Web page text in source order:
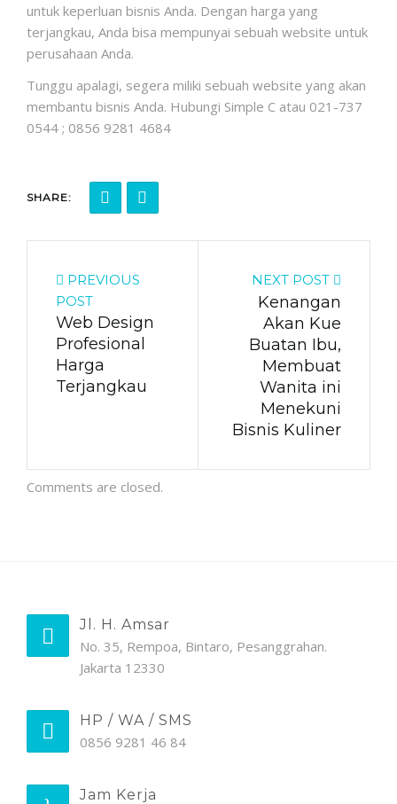
untuk keperluan bisnis Anda. Dengan harga yang
terjangkau, Anda bisa mempunyai sebuah website untuk
perusahaan Anda.
Tunggu apalagi, segera miliki sebuah website yang akan
membantu bisnis Anda. Hubungi Simple C atau 021-737
0544 ; 0856 9281 4684
SHARE:
PREVIOUS
POST
Web Design
Profesional
Harga
Terjangkau
NEXT POST
Kenangan
Akan Kue
Buatan Ibu,
Membuat
Wanita ini
Menekuni
Bisnis Kuliner
Comments are closed.
Jl. H. Amsar
No. 35, Rempoa, Bintaro, Pesanggrahan.
Jakarta 12330
HP / WA / SMS
0856 9281 46 84
Jam Kerja